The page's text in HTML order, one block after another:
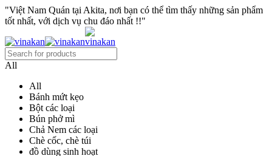
"Việt Nam Quán tại Akita, nơi bạn có thể tìm thấy những sản phẩm
tốt nhất, với dịch vụ chu đáo nhất !!"
All
All
Bánh mứt kẹo
Bột các loại
Bún phở mì
Chả Nem các loại
Chè cốc, chè túi
đồ dùng sinh hoạt